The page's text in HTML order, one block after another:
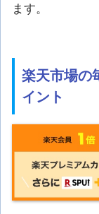
ます。
楽天市場の
イント